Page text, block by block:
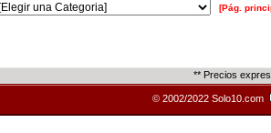
[Pág.
** Precios
© 2002/2022 Solo10.com